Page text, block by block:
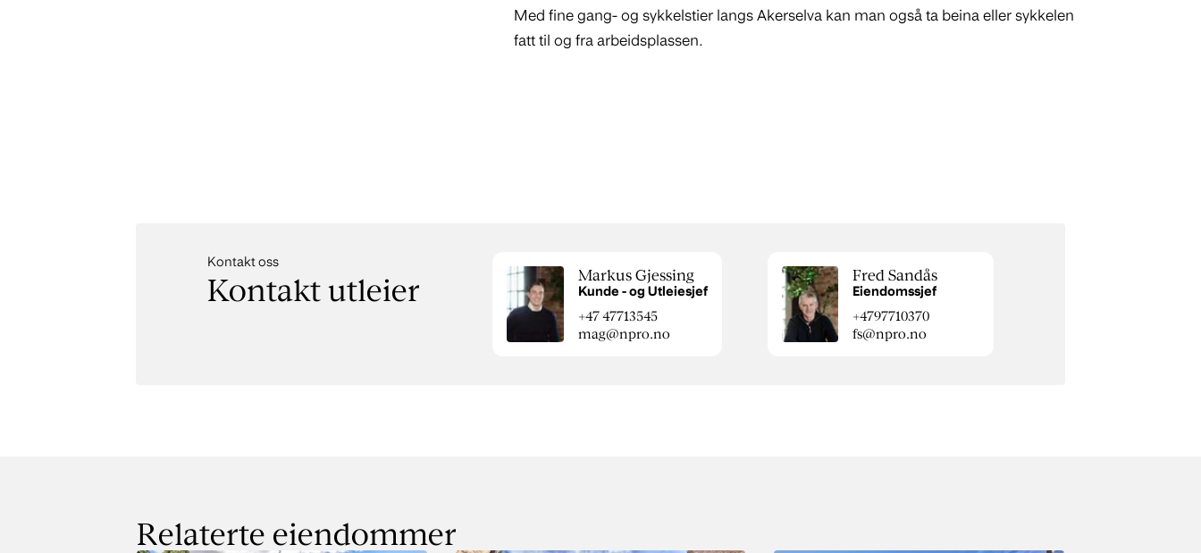
Med fine gang- og sykkelstier langs Akerselva kan man også ta beina eller sykkelen
fatt til og fra arbeidsplassen.
Kontakt oss
Kontakt utleier Markus Gjessing
Kunde - og Utleiesjef
+47 47713545
mag@npro.no
Fred Sandås
Eiendomssjef
+4797710370
fs@npro.no
Relaterte eiendommer